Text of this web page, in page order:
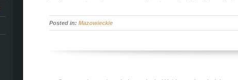
Posted in:Mazowieckie